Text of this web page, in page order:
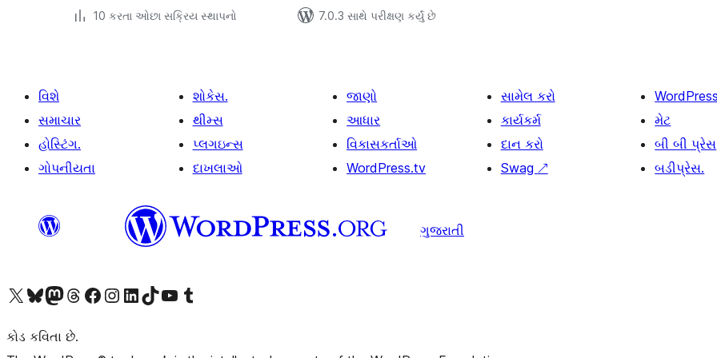
10 કરતા ઓછા સક્રિય સ્થાપનો
7.0.3 સાથે પરીક્ષણ કર્યું છે
વિશે
સમાચાર
હોસ્ટિંગ.
ગોપનીયતા
શોકેસ.
થીમ્સ
પ્લગઇન્સ
દાખલાઓ
જાણો
આધાર
વિકાસકર્તાઓ
WordPress.tv
સામેલ કરો
કાર્યકર્મ
દાન કરો
Swag ↗
મેટ
બી બી પ્રેસ
બડીપ્રેસ.
ગુજરાતી
અમારા X (અગાઉ ટ્વિટર) એકાઉન્ટની મુલાકાત લોઅમારા Bluesky એકાઉન્ટની મુલાકાત લોઅમારા માસ્ટોડોન એકાઉન્ટની મુલાકાત લોઅમારા Threads એકાઉન્ટની મુલાકાત લો અમારા ફેસબુક પેજની મુલાકાત લોઅમારા ઇન્સ્ટાગ્રામ એકાઉન્ટની મુલાકાત લો અમારા LinkedIn એકાઉન્ટની મુલાકાત લોઅમારા TikTok એકાઉન્ટની મુલાકાત લોઅમારી YouTube ચેનલની મુલાકાત લો અમારા Tumblr એકાઉન્ટની મુલાકાત લો
કોડ કવિતા છે.